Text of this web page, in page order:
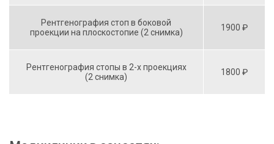
Рентгенография стоп в боковой
проекции на плоскостопие (2 снимка)
1900 ₽
Рентгенография стопы в 2-х проекциях
(2 снимка)
1800 ₽